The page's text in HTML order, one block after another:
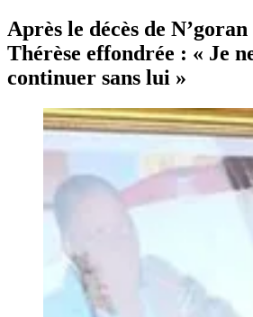
Après le décès de
Thérèse effondrée : « Je
continuer sans lui »